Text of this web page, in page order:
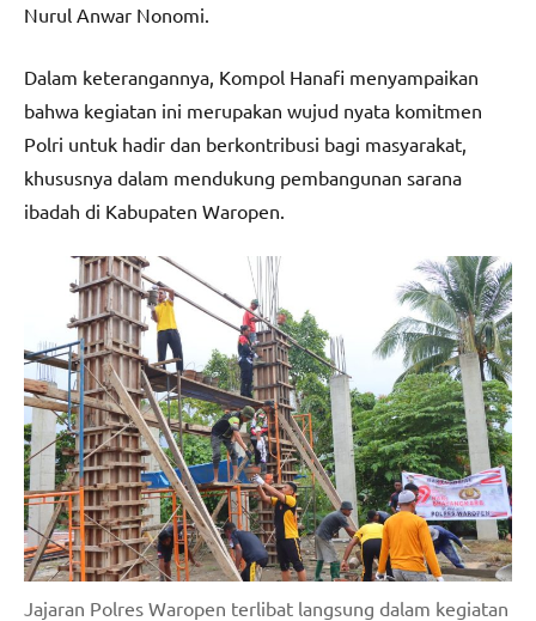
Nurul Anwar Nonomi.
Dalam keterangannya, Kompol Hanafi menyampaikan
bahwa kegiatan ini merupakan wujud nyata komitmen
Polri untuk hadir dan berkontribusi bagi masyarakat,
khususnya dalam mendukung pembangunan sarana
ibadah di Kabupaten Waropen.
Jajaran Polres Waropen terlibat langsung dalam kegiatan